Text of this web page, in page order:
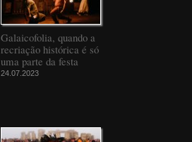
Galaicofolia, quando a
recriação histórica é só
uma parte da festa
24.07.2023